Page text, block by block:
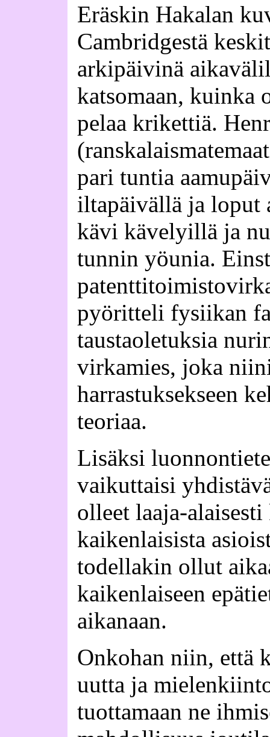
Eräskin Hakalan
Cambridgestä
arkipäivinä
katsomaan, kuinka
pelaa krikettiä.
pari tuntia
iltapäivällä ja loput
kävi kävelyillä ja
tunnin yöunia.
pyöritteli fysiikan
taustaoletuksia
virkamies, joka
harrastuksekseen
teoriaa.
Lisäksi
vaikuttaisi
olleet laaja-
kaikenlaisista
todellakin ollut
kaikenlaiseen
aikanaan.
Onkohan niin, että
uutta ja
tuottamaan ne